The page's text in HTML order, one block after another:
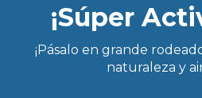
¡Súper
¡Pásalo en grande
naturaleza y